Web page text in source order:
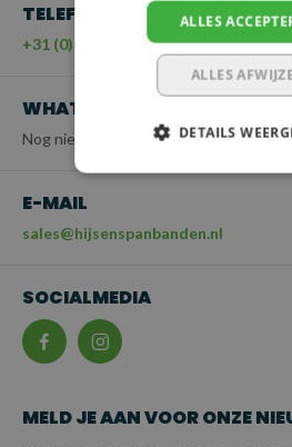
TELEFOON
+31 (0)55 - 203 21 43
WHATSAPP
Nog niet beschikbaar
E-MAIL
sales@hijsenspanbanden.nl
SOCIALMEDIA
MELD JE AAN VOOR ONZE
ALLES
ALLES
DETAILS